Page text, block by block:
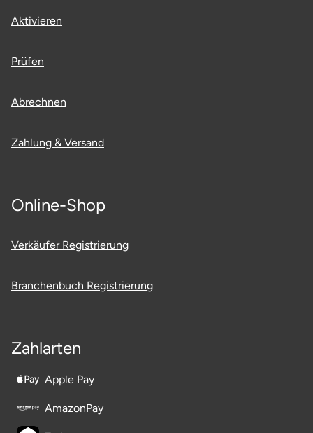
Aktivieren
Prüfen
Abrechnen
Zahlung & Versand
Online-Shop
Verkäufer Registrierung
Branchenbuch Registrierung
Zahlarten
Apple Pay
AmazonPay
Rottweil
Schongau